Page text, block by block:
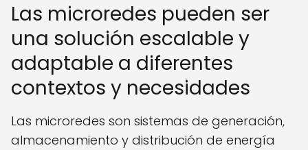
Las microredes pueden ser
una solución escalable y
adaptable a diferentes
contextos y necesidades
Las microredes son sistemas de generación,
almacenamiento y distribución de energía